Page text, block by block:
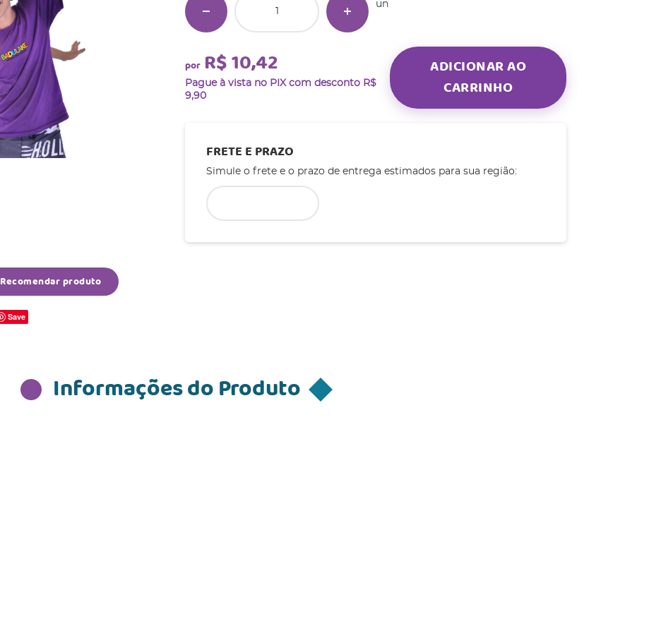
Recomendar produto
Save
un
por R$ 10,42
Pague à vista no PIX com desconto R$
9,90
ADICIONAR AO
CARRINHO
FRETE E PRAZO
Simule o frete e o prazo de entrega estimados para sua região:
Informações do Produto